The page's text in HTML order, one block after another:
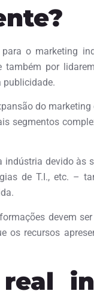
o marketing
por
publicidade.
do
segmentos
devido às
de T.I., etc. –
devem
os recursos